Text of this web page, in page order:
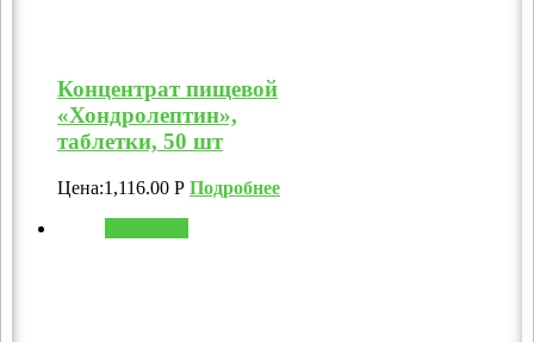
Концентрат пищевой
«Хондролептин»,
таблетки, 50 шт
Цена:1,116.00 Р Подробнее